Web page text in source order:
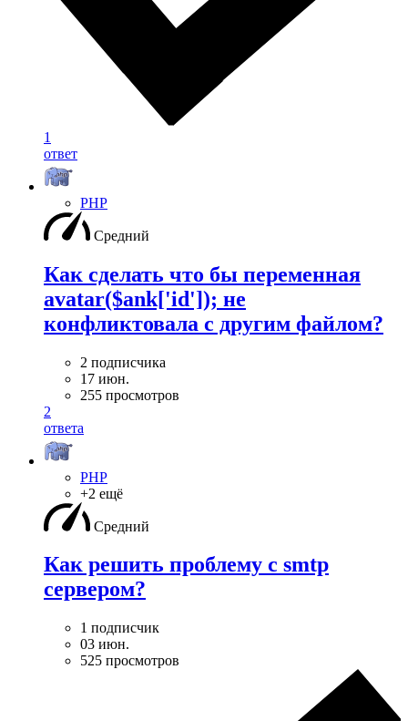
1
ответ
PHP
Средний
Как сделать что бы переменная
avatar($ank['id']); не
конфликтовала с другим файлом?
2 подписчика
17 июн.
255 просмотров
2
ответа
PHP
+2 ещё
Средний
Как решить проблему с smtp
сервером?
1 подписчик
03 июн.
525 просмотров